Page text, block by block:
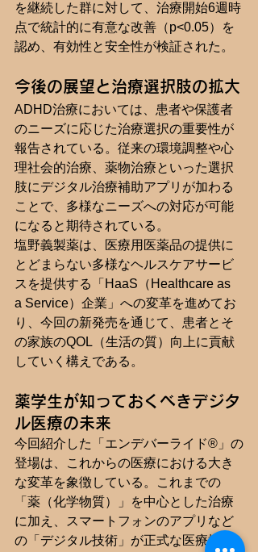
を継続した群に対して、治療開始6週時
点で統計的に有意な改善（p<0.05）を
認め、有効性と安全性が検証された。
今後の展望と治療選択肢の拡大
ADHD治療においては、患者や保護者
のニーズに応じた治療選択の重要性が
報告されている。従来の環境調整や心
理社会的治療、薬物治療といった選択
肢にデジタル治療補助アプリが加わる
ことで、多様なニーズへの対応が可能
になると期待されている。
塩野義製薬は、医療用医薬品の提供に
とどまらない多様なヘルスケアサービ
スを提供する「HaaS（Healthcare as
a Service）企業」への変革を進めてお
り、今回の新発売を通じて、患者とそ
の家族のQOL（生活の質）向上に貢献
していく構えである。
薬学生が知っておくべきデジタ
ル医療の未来
今回紹介した「エンデバーライド®」の
登場は、これからの医療における大き
な変革を象徴している。これまでの
「薬（化学物質）」を中心とした治療
に加え、スマートフォンのアプリなど
の「デジタル技術」が正式な医療機器